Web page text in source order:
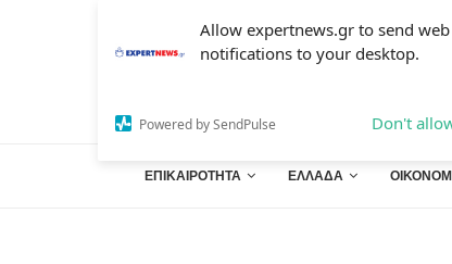
Allow expertnews.gr to send
notifications to your desktop.
Powered by SendPulse Don't
ΕΠΙΚΑΙΡΟΤΗΤΑ ΕΛΛΑΔΑ